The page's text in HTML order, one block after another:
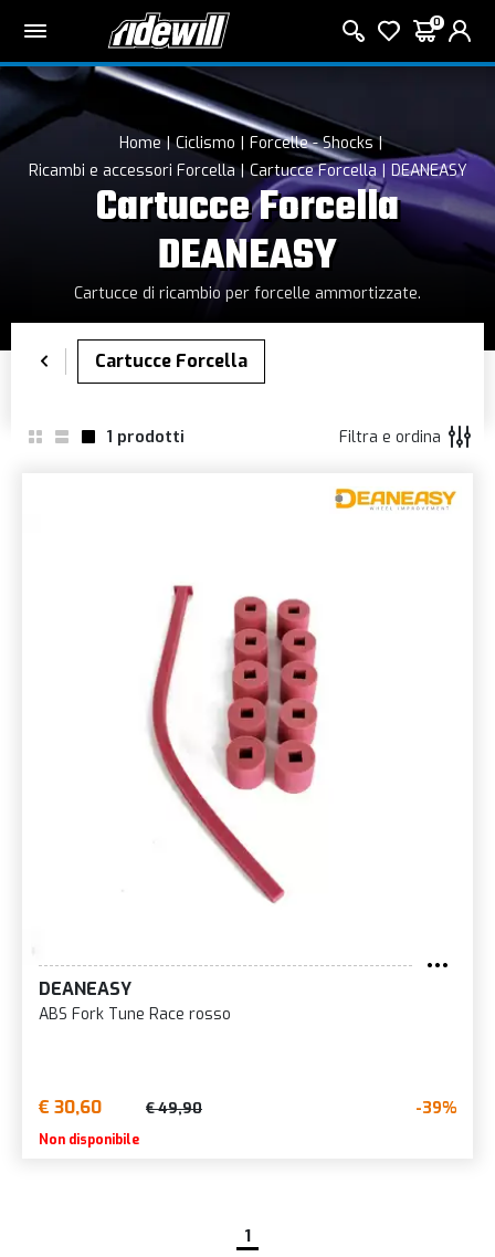
0
Home Ciclismo
Forcelle - Shocks
Ricambi e accessori Forcella
Cartucce Forcella DEANEASY
Cartucce Forcella
DEANEASY
Cartucce di ricambio per forcelle ammortizzate.
1 prodotti Filtra e ordina
DEANEASY
ABS Fork Tune Race rosso
€ 30,60 € 49,90 -39%
Non disponibile
1